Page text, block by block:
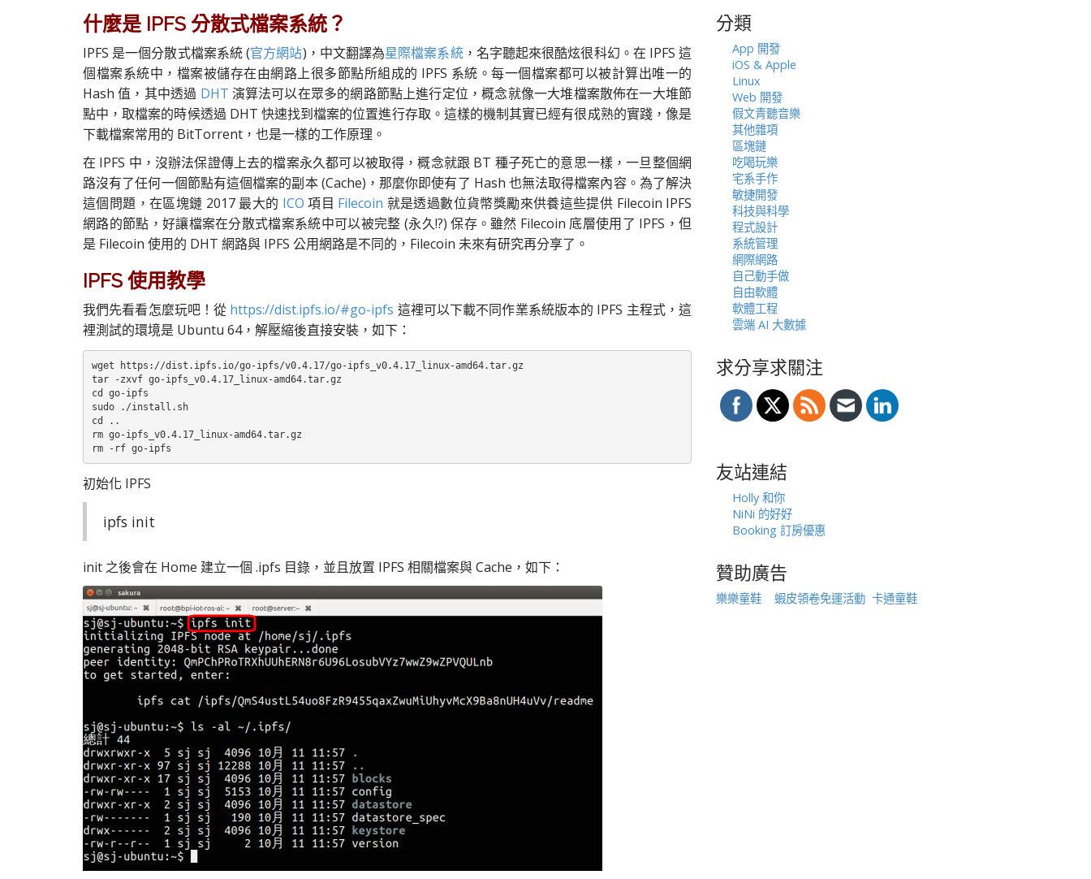
什麼是 IPFS 分散式檔案系統？
IPFS 是一個分散式檔案系統 (官方網站)，中文翻譯為星際檔案系統，名字聽起來很酷炫很科幻。在 IPFS 這
個檔案系統中，檔案被儲存在由網路上很多節點所組成的 IPFS 系統。每一個檔案都可以被計算出唯一的
Hash 值，其中透過 DHT 演算法可以在眾多的網路節點上進行定位，概念就像一大堆檔案散佈在一大堆節
點中，取檔案的時候透過 DHT 快速找到檔案的位置進行存取。這樣的機制其實已經有很成熟的實踐，像是
下載檔案常用的 BitTorrent，也是一樣的工作原理。
在 IPFS 中，沒辦法保證傳上去的檔案永久都可以被取得，概念就跟 BT 種子死亡的意思一樣，一旦整個網
路沒有了任何一個節點有這個檔案的副本 (Cache)，那麼你即使有了 Hash 也無法取得檔案內容。 為了解決
這個問題，在區塊鏈 2017 最大的 ICO 項目 Filecoin 就是透過數位貨幣獎勵來供養這些提供 Filecoin IPFS
網路的節點，好讓檔案在分散式檔案系統中可以被完整 (永久!?) 保存。雖然 Filecoin 底層使用了 IPFS，但
是 Filecoin 使用的 DHT 網路與 IPFS 公用網路是不同的，Filecoin 未來有研究再分享了。
IPFS 使用教學
我們先看看怎麼玩吧！從 https://dist.ipfs.io/#go-ipfs 這裡可以下載不同作業系統版本的 IPFS 主程式，這
裡測試的環境是 Ubuntu 64，解壓縮後直接安裝，如下：
wget https://dist.ipfs.io/go-ipfs/v0.4.17/go-ipfs_v0.4.17_linux-amd64.tar.gz
tar -zxvf go-ipfs_v0.4.17_linux-amd64.tar.gz
cd go-ipfs
sudo ./install.sh
cd ..
rm go-ipfs_v0.4.17_linux-amd64.tar.gz
rm -rf go-ipfs
初始化 IPFS
ipfs init
init 之後會在 Home 建立一個 .ipfs 目錄，並且放置 IPFS 相關檔案與 Cache，如下：
字:
分類
App 開發
iOS & Apple
Linux
Web 開發
假文青聽音樂
其他雜項
區塊鏈
吃喝玩樂
宅系手作
敏捷開發
科技與科學
程式設計
系統管理
網際網路
自己動手做
自由軟體
軟體工程
雲端 AI 大數據
求分享求關注
友站連結
Holly 和你
NiNi 的好好
Booking 訂房優惠
贊助廣告
樂樂童鞋 蝦皮領卷免運活動 卡通童鞋